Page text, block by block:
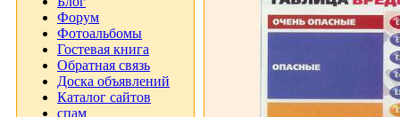
Форум
Фотоальбомы
Гостевая книга
Обратная связь
Доска объявлений
Каталог сайтов
спам